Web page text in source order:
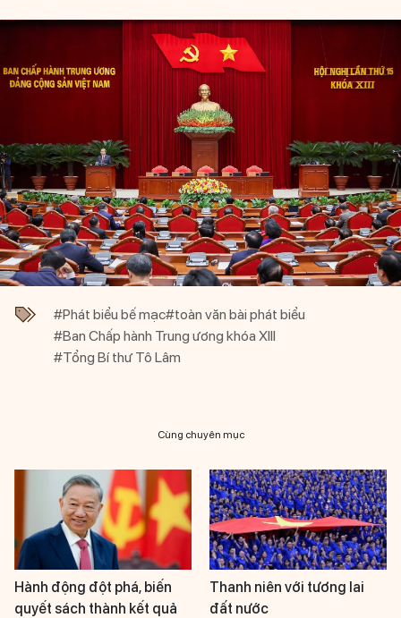
#Phát biểu bế mạc#toàn văn bài phát biểu
#Ban Chấp hành Trung ương khóa XIII
#Tổng Bí thư Tô Lâm
Cùng chuyên mục
Hành động đột phá, biến
quyết sách thành kết quả
Thanh niên với tương lai
đất nước